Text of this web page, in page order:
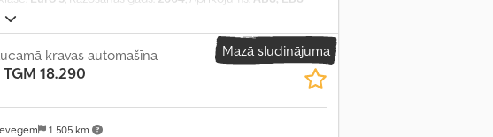
n
ā
j
u
spogulis, gaisa kondicionēšana, kruīza kontrole,
Mazā sludinājuma
1 505 km
kravas automašīna
18.290